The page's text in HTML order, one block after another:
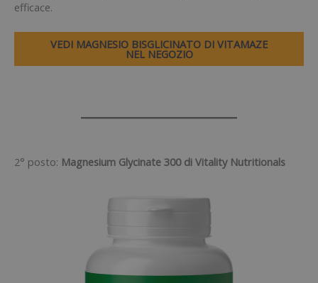
efficace.
VEDI MAGNESIO BISGLICINATO DI VITAMAZE
NEL NEGOZIO
2° posto: Magnesium Glycinate 300 di Vitality Nutritionals